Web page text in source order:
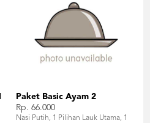
Paket Basic Ayam 2
Rp. 66.000
Nasi Putih, 1 Pilihan Lauk Utama, 1